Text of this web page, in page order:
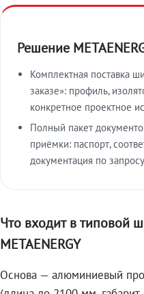
Решение
Комплектная поставка
заказе»: профиль,
конкретное проектное
Полный пакет
приёмки: паспорт,
документация по запросу
Что входит в типовой
METAENERGY
Основа — алюминиевый